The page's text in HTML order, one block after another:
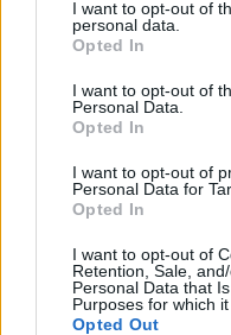
I want to opt-out of
personal data.
Opted In
I want to opt-out of
Personal Data.
Opted In
I want to opt-out of
Personal Data for
Opted In
I want to opt-out of
Retention, Sale,
Personal Data that
Purposes for which it
Opted Out